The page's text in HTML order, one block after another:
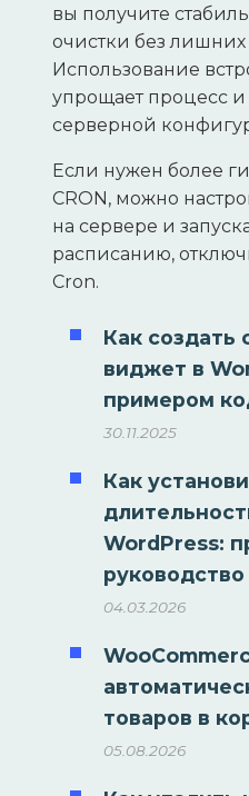
вы получите
очистки без лишних
Использование
упрощает процесс и
серверной
Если нужен более
CRON, можно
на сервере и
расписанию,
Cron.
Как создать
виджет в
примером
30.11.2025
Как
WordPress:
руководство
04.03.2026
товаров в
05.08.2026